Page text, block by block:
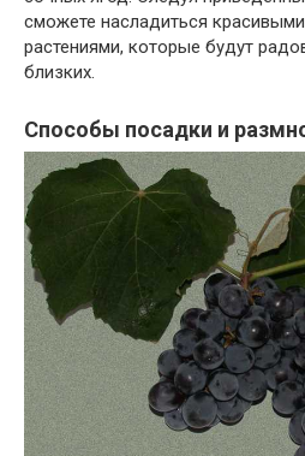
сможете насладиться
растениями, которые будут
близких.
Способы посадки и